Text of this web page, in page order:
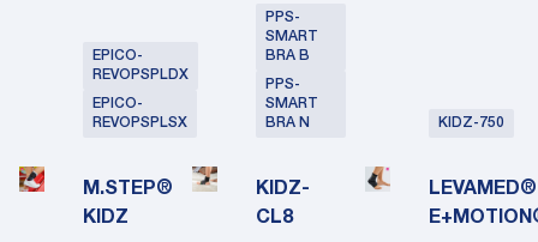
EPICO-
REVOPSPLDX
EPICO-
REVOPSPLSX
PPS-
SMART
BRA B
PPS-
SMART
BRA N
KIDZ-750
M.STEP®
KIDZ
KIDZ-
CL8
LEVAMED®